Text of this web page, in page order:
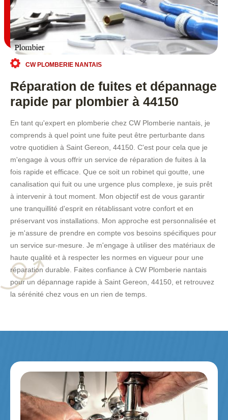
CW PLOMBERIE NANTAIS
Réparation de fuites et dépannage
rapide par plombier à 44150
En tant qu'expert en plomberie chez CW Plomberie nantais, je
comprends à quel point une fuite peut être perturbante dans
votre quotidien à Saint Gereon, 44150. C'est pour cela que je
m'engage à vous offrir un service de réparation de fuites à la
fois rapide et efficace. Que ce soit un robinet qui goutte, une
canalisation qui fuit ou une urgence plus complexe, je suis prêt
à intervenir à tout moment. Mon objectif est de vous garantir
une tranquillité d'esprit en rétablissant votre confort et en
préservant vos installations. Mon approche est personnalisée et
je m'assure de prendre en compte vos besoins spécifiques pour
un service sur-mesure. Je m'engage à utiliser des matériaux de
haute qualité et à respecter les normes en vigueur pour une
réparation durable. Faites confiance à CW Plomberie nantais
pour un dépannage rapide à Saint Gereon, 44150, et retrouvez
la sérénité chez vous en un rien de temps.